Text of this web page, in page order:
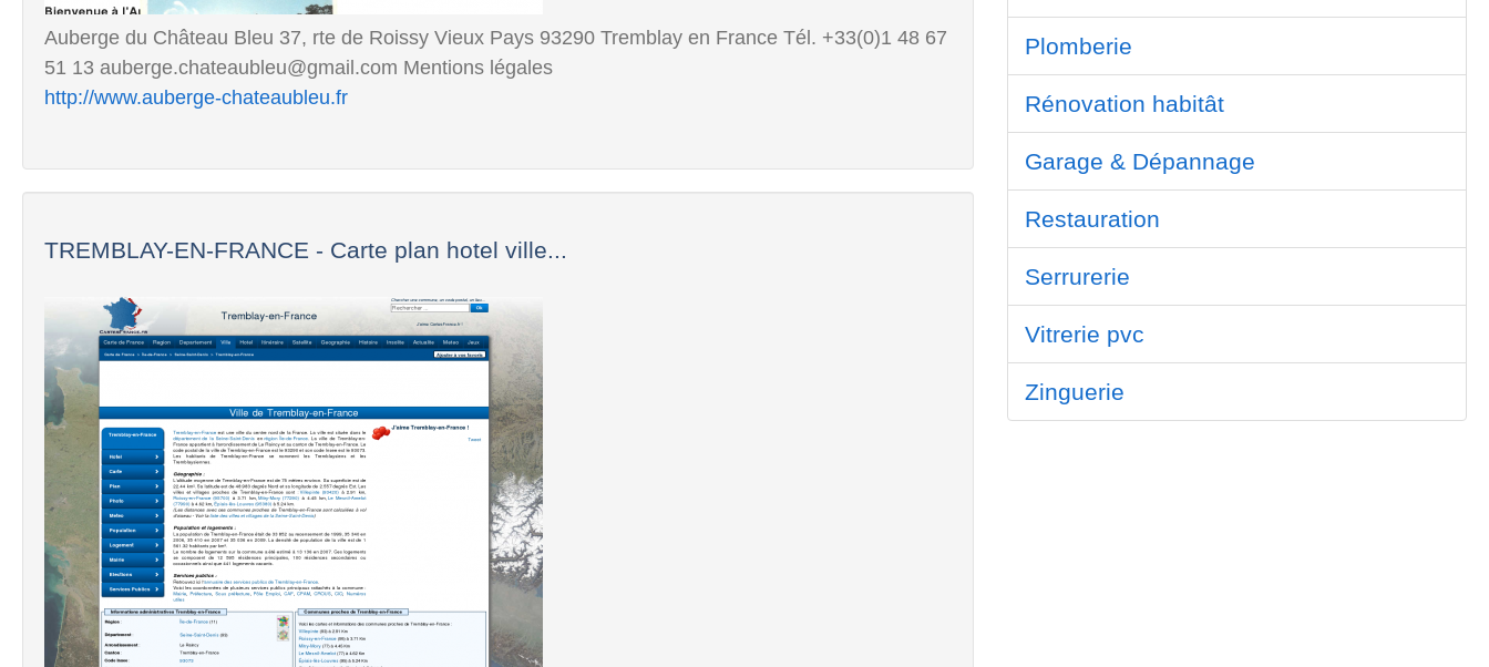
Auberge du Château Bleu 37, rte de Roissy Vieux Pays 93290 Tremblay en France Tél. +33(0)1 48 67
51 13 auberge.chateaubleu@gmail.com Mentions légales
http://www.auberge-chateaubleu.fr
TREMBLAY-EN-FRANCE - Carte plan hotel ville...
Plomberie
Rénovation habitât
Garage & Dépannage
Restauration
Serrurerie
Vitrerie pvc
Zinguerie